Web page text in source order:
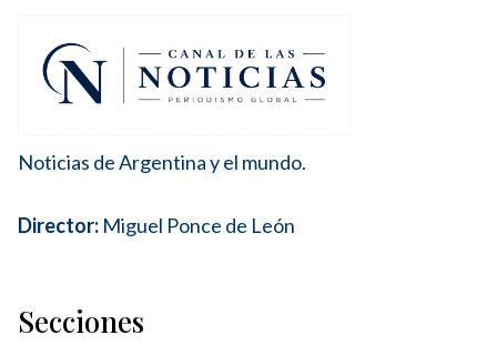
Noticias de Argentina y el mundo.
Director: Miguel Ponce de León
Secciones